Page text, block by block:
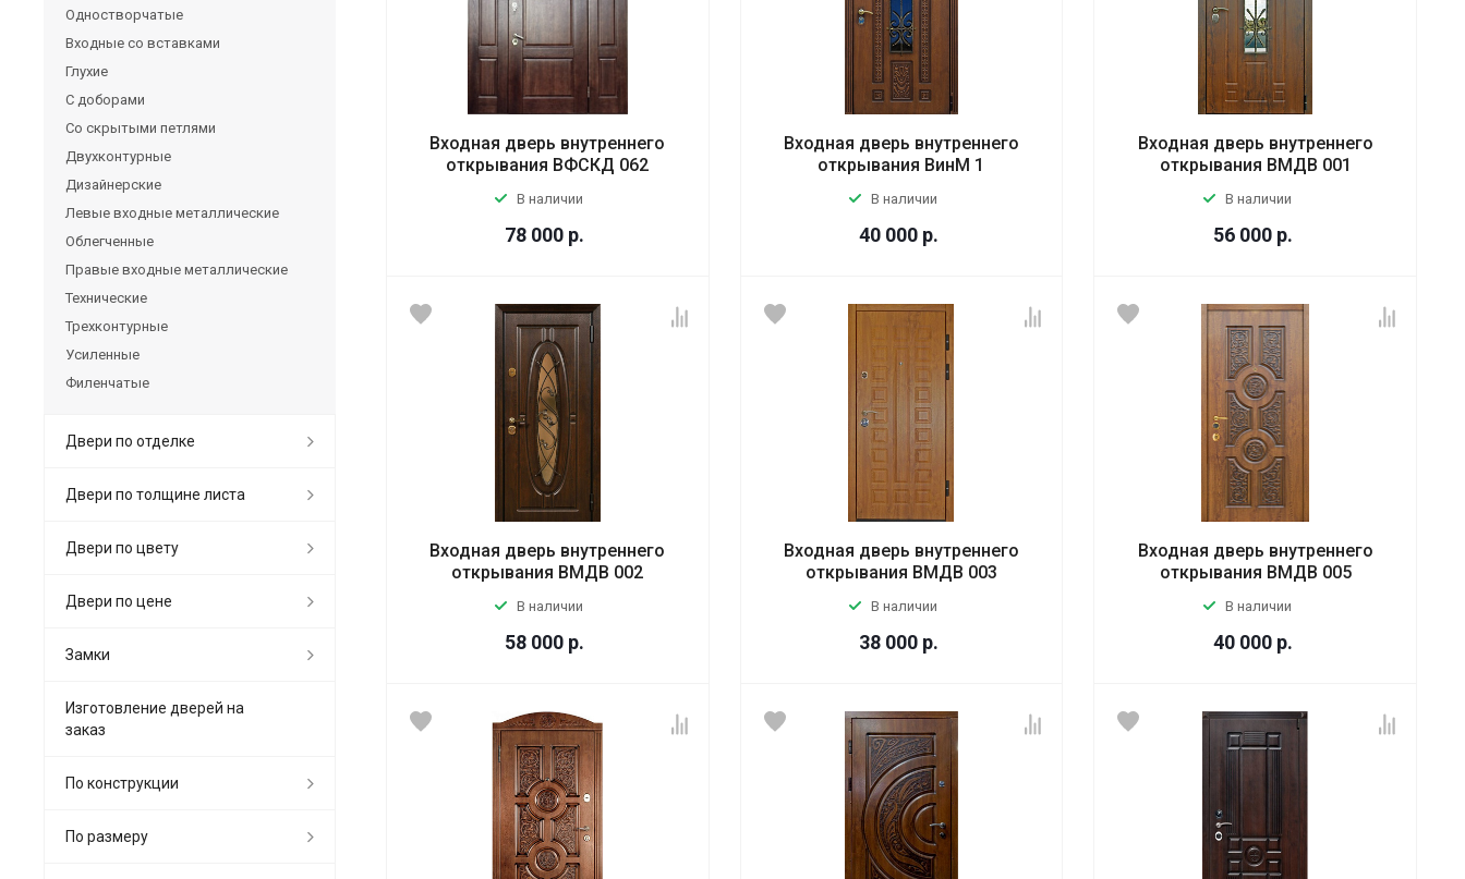
Входная дверь внутреннего
открывания ВФСКД 062
В наличии
78 000 р.
Входная дверь внутреннего
открывания ВинМ 1
В наличии
40 000 р.
Входная дверь внутреннего
открывания ВМДВ 001
В наличии
56 000 р.
Входная дверь внутреннего
открывания ВМДВ 002
В наличии
58 000 р.
Входная дверь внутреннего
открывания ВМДВ 003
В наличии
38 000 р.
Входная дверь внутреннего
открывания ВМДВ 005
В наличии
40 000 р.
Одностворчатые
Входные со вставками
Глухие
С доборами
Со скрытыми петлями
Двухконтурные
Дизайнерские
Левые входные металлические
Облегченные
Правые входные металлические
Технические
Трехконтурные
Усиленные
Филенчатые
Двери по отделке
Двери по толщине листа
Двери по цвету
Двери по цене
Замки
Изготовление дверей на
заказ
По конструкции
По размеру